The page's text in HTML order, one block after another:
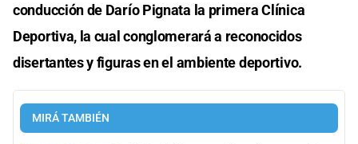
conducción de Darío Pignata la primera Clínica
Deportiva, la cual conglomerará a reconocidos
disertantes y figuras en el ambiente deportivo.
MIRÁ TAMBIÉN